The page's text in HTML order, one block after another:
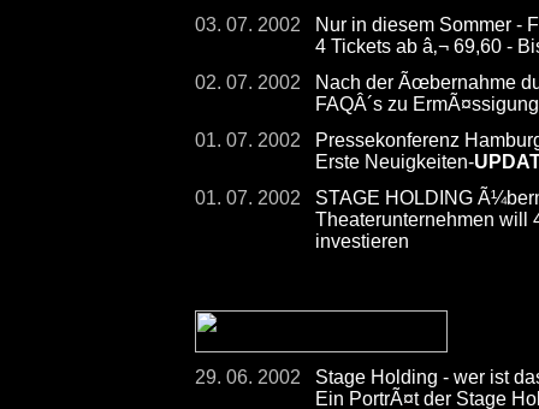
03. 07. 2002
Nur in diesem Sommer -
4 Tickets ab â‚¬ 69,60 -
02. 07. 2002
Nach der Ãœbernahme
FAQÂ´s zu
01. 07. 2002
Pressekonferenz
Erste Neuigkeiten-
01. 07. 2002
STAGE HOLDING
Theaterunternehmen will
investieren
29. 06. 2002
Stage Holding - wer ist
Ein PortrÃ¤t der Stage